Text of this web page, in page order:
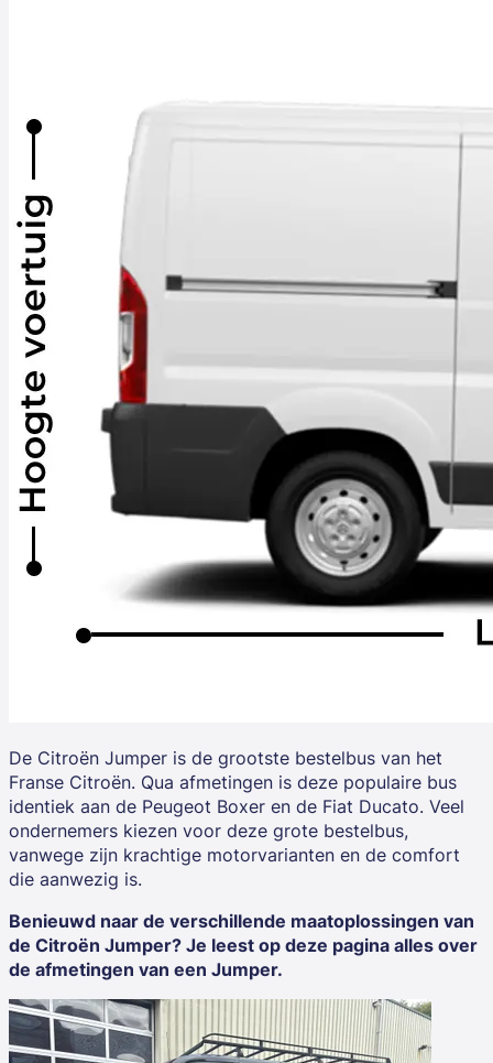
De Citroën Jumper is de grootste bestelbus van het
Franse Citroën. Qua afmetingen is deze populaire bus
identiek aan de Peugeot Boxer en de Fiat Ducato. Veel
ondernemers kiezen voor deze grote bestelbus,
vanwege zijn krachtige motorvarianten en de comfort
die aanwezig is.
Benieuwd naar de verschillende maatoplossingen van
de Citroën Jumper? Je leest op deze pagina alles over
de afmetingen van een Jumper.